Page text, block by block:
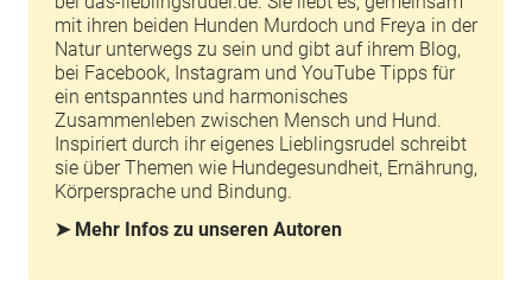
mit ihren beiden Hunden Murdoch und Freya in der
Natur unterwegs zu sein und gibt auf ihrem Blog,
bei Facebook, Instagram und YouTube Tipps für
ein entspanntes und harmonisches
Zusammenleben zwischen Mensch und Hund.
Inspiriert durch ihr eigenes Lieblingsrudel schreibt
sie über Themen wie Hundegesundheit, Ernährung,
Körpersprache und Bindung.
➤ Mehr Infos zu unseren Autoren